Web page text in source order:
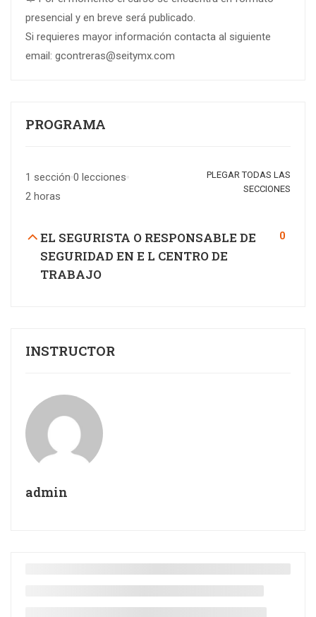
presencial y en breve será publicado.
Si requieres mayor información contacta al siguiente
email: gcontreras@seitymx.com
PROGRAMA
1 sección 0 lecciones
2 horas
PLEGAR TODAS LAS
SECCIONES
EL SEGURISTA O RESPONSABLE DE
SEGURIDAD EN E L CENTRO DE
TRABAJO
0
INSTRUCTOR
admin